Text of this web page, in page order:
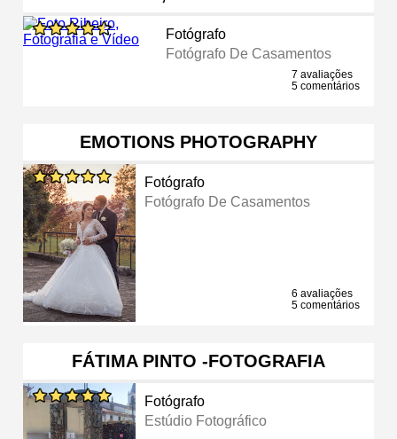
Fotógrafo
Fotógrafo De Casamentos
7 avaliações
5 comentários
EMOTIONS PHOTOGRAPHY
Fotógrafo
Fotógrafo De Casamentos
6 avaliações
5 comentários
FÁTIMA PINTO -FOTOGRAFIA
Fotógrafo
Estúdio Fotográfico